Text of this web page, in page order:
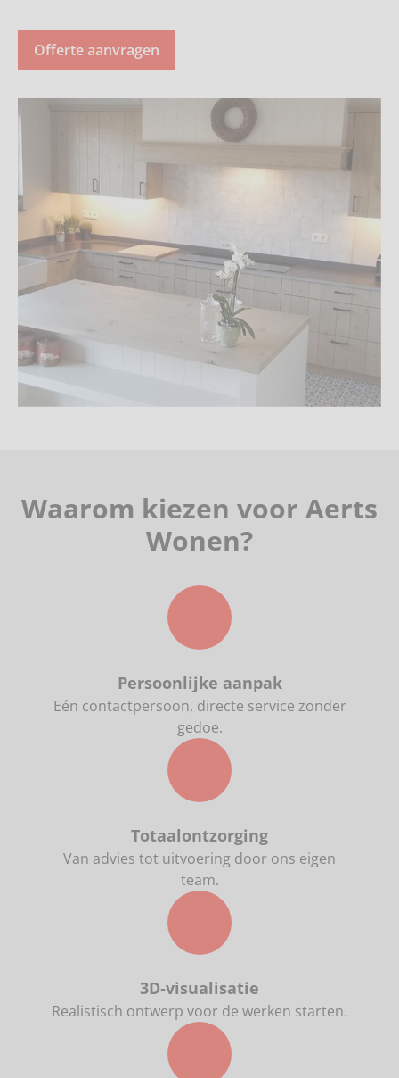
Offerte aanvragen
Waarom kiezen voor Aerts
Wonen?
Persoonlijke aanpak
Eén contactpersoon, directe service zonder
gedoe.
Totaalontzorging
Van advies tot uitvoering door ons eigen
team.
3D‑visualisatie
Realistisch ontwerp voor de werken starten.